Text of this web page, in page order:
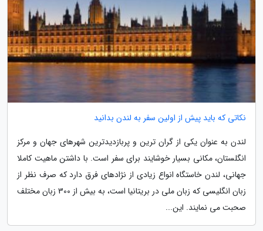
نکاتی که باید پیش از اولین سفر به لندن بدانید
لندن به عنوان یکی از گران ترین و پربازدیدترین شهرهای جهان و مرکز
انگلستان، مکانی بسیار خوشایند برای سفر است. با داشتن ماهیت کاملا
جهانی، لندن خاستگاه انواع زیادی از نژادهای فرق دارد که صرف نظر از
زبان انگلیسی که زبان ملی در بریتانیا است، به بیش از 300 زبان مختلف
صحبت می نمایند. این...